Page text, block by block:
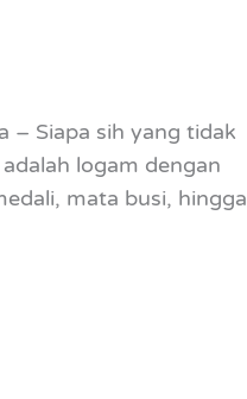
– Siapa sih yang tidak
logam dengan
mata busi, hingga